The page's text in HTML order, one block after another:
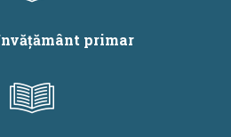
primar